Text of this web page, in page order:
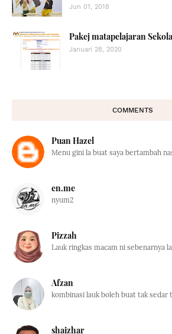
Jun 01, 2018
Pakej matapelajaran
Januari 28, 2020
COMMENTS
Puan Hazel
Menu gini la buat saya bertambah
en.me
nyum2
Pizzah
Lauk ringkas macam ni sebenarnya
Afzan
kombinasi lauk boleh buat tak sedar
shaizhar